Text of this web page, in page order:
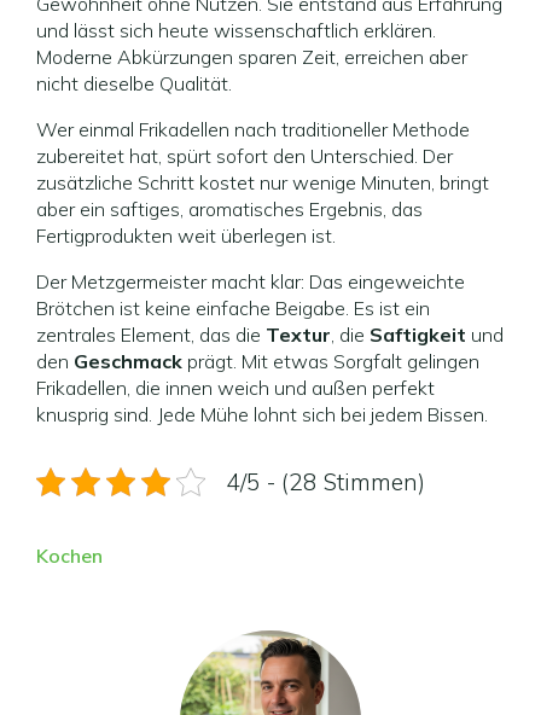
und lässt sich heute wissenschaftlich erklären.
Moderne Abkürzungen sparen Zeit, erreichen aber
nicht dieselbe Qualität.
Wer einmal Frikadellen nach traditioneller Methode
zubereitet hat, spürt sofort den Unterschied. Der
zusätzliche Schritt kostet nur wenige Minuten, bringt
aber ein saftiges, aromatisches Ergebnis, das
Fertigprodukten weit überlegen ist.
Der Metzgermeister macht klar: Das eingeweichte
Brötchen ist keine einfache Beigabe. Es ist ein
zentrales Element, das die Textur, die Saftigkeit und
den Geschmack prägt. Mit etwas Sorgfalt gelingen
Frikadellen, die innen weich und außen perfekt
knusprig sind. Jede Mühe lohnt sich bei jedem Bissen.
4/5 - (28 Stimmen)
Kochen